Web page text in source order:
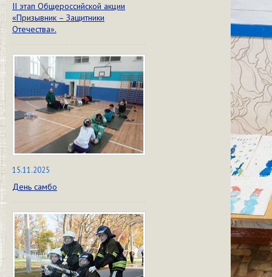
II этап Общероссийской акции
«Призывник – Защитники
Отечества».
15.11.2025
День самбо